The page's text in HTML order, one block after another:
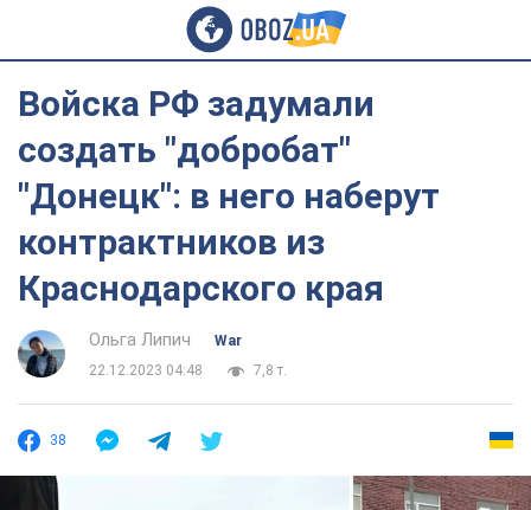
Войска РФ задумали
создать "добробат"
"Донецк": в него наберут
контрактников из
Краснодарского края
Ольга Липич
War
22.12.2023 04:48
7,8 т.
38